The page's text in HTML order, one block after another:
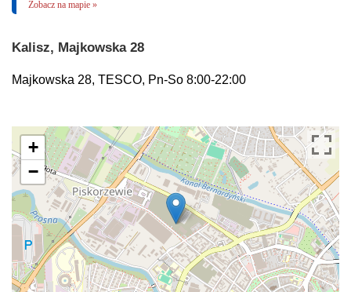
Zobacz na mapie »
Kalisz, Majkowska 28
Majkowska 28, TESCO, Pn-So 8:00-22:00
+
−